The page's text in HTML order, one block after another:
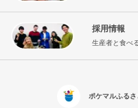
採用情報
生産者と食べ
ポケマルふる